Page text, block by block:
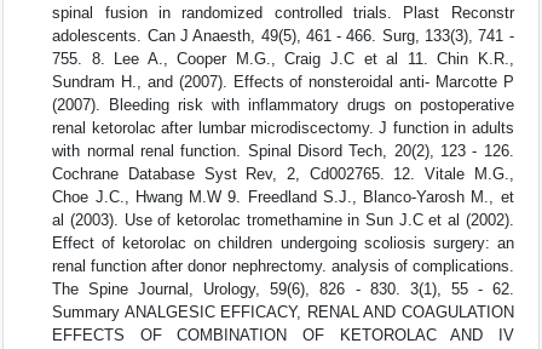
spinal fusion in randomized controlled trials. Plast Reconstr
adolescents. Can J Anaesth, 49(5), 461 - 466. Surg, 133(3), 741 -
755. 8. Lee A., Cooper M.G., Craig J.C et al 11. Chin K.R.,
Sundram H., and (2007). Effects of nonsteroidal anti- Marcotte P
(2007). Bleeding risk with inflammatory drugs on postoperative
renal ketorolac after lumbar microdiscectomy. J function in adults
with normal renal function. Spinal Disord Tech, 20(2), 123 - 126.
Cochrane Database Syst Rev, 2, Cd002765. 12. Vitale M.G.,
Choe J.C., Hwang M.W 9. Freedland S.J., Blanco-Yarosh M., et
al (2003). Use of ketorolac tromethamine in Sun J.C et al (2002).
Effect of ketorolac on children undergoing scoliosis surgery: an
renal function after donor nephrectomy. analysis of complications.
The Spine Journal, Urology, 59(6), 826 - 830. 3(1), 55 - 62.
Summary ANALGESIC EFFICACY, RENAL AND COAGULATION
EFFECTS OF COMBINATION OF KETOROLAC AND IV